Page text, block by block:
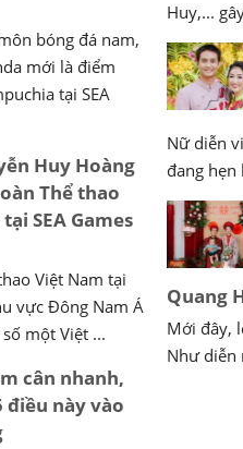
bóng đá nam,
mới là điểm
tại SEA
Huy Hoàng
Thể thao
SEA Games
Việt Nam tại
vực Đông Nam Á
một Việt ...
cân nhanh,
điều này vào
Huy,...
Nữ diễn
đang hẹn
Quang
Mới đây,
Như diễn